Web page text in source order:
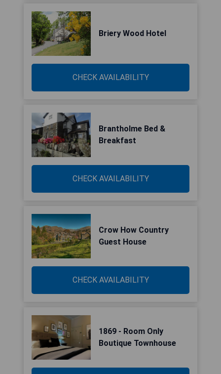
Briery Wood Hotel
CHECK AVAILABILITY
Brantholme Bed &
Breakfast
CHECK AVAILABILITY
Crow How Country
Guest House
CHECK AVAILABILITY
1869 - Room Only
Boutique Townhouse